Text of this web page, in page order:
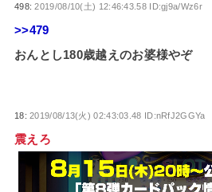
498:2019/08/10(土) 12:46:43.58 ID:gj9a/Wz6r
>>479
おんとし180歳越えのお婆様やぞ
18:2019/08/13(火) 02:43:03.48 ID:nRfJ2GGYa
震えろ